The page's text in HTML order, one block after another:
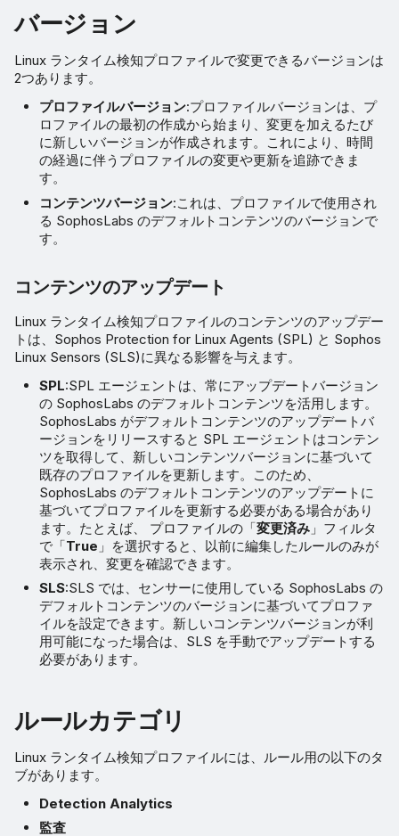
Smart Policy
詳細
フィルタ
ルールの詳細
許可/ブロックリスト
エントリの追加
バージョン
Linux ランタイム検知プロファイルで変更できるバージョンは
2つあります。
プロファイルバージョン:プロファイルバージョンは、プ
ロファイルの最初の作成から始まり、変更を加えるたび
に新しいバージョンが作成されます。これにより、時間
の経過に伴うプロファイルの変更や更新を追跡できま
す。
コンテンツバージョン:これは、プロファイルで使用され
る SophosLabs のデフォルトコンテンツのバージョンで
す。
コンテンツのアップデート
Linux ランタイム検知プロファイルのコンテンツのアップデー
トは、Sophos Protection for Linux Agents (SPL) と Sophos
Linux Sensors (SLS)に異なる影響を与えます。
SPL:SPL エージェントは、常にアップデートバージョン
の SophosLabs のデフォルトコンテンツを活用します。
SophosLabs がデフォルトコンテンツのアップデートバ
ージョンをリリースすると SPL エージェントはコンテン
ツを取得して、新しいコンテンツバージョンに基づいて
既存のプロファイルを更新します。このため、
SophosLabs のデフォルトコンテンツのアップデートに
基づいてプロファイルを更新する必要がある場合があり
ます。たとえば、 プロファイルの「変更済み 」フィルタ
で「True 」を選択すると、以前に編集したルールのみが
表示され、変更を確認できます。
SLS:SLS では、センサーに使用している SophosLabs の
デフォルトコンテンツのバージョンに基づいてプロファ
イルを設定できます。新しいコンテンツバージョンが利
用可能になった場合は、SLS を手動でアップデートする
必要があります。
ルールカテゴリ
Linux ランタイム検知プロファイルには、ルール用の以下のタ
ブがあります。
Detection Analytics
監査